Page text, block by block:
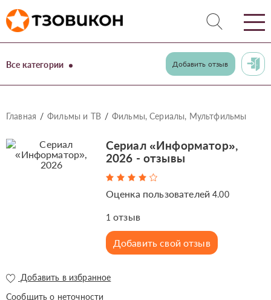
Все категории Добавить отзыв
Главная Фильмы и ТВ Фильмы, Сериалы, Мультфильмы
Сериал «Информатор»,
2026 - отзывы
Оценка пользователей4.00
1 отзыв
Добавить свой отзыв
Добавить в избранное
Сообщить о неточности